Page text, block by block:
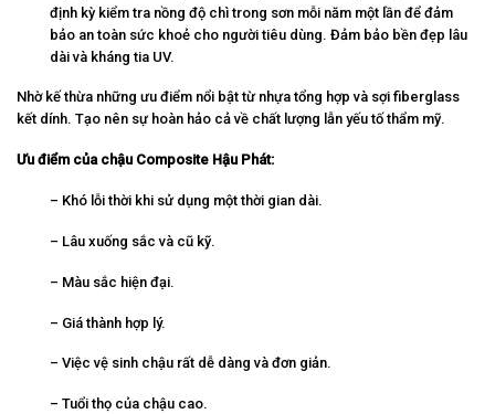
định kỳ kiểm tra nồng độ chì trong sơn mỗi năm một lần để đảm
bảo an toàn sức khoẻ cho người tiêu dùng. Đảm bảo bền đẹp lâu
dài và kháng tia UV.
Nhờ kế thừa những ưu điểm nổi bật từ nhựa tổng hợp và sợi fiberglass
kết dính. Tạo nên sự hoàn hảo cả về chất lượng lẫn yếu tố thẩm mỹ.
Ưu điểm của chậu Composite Hậu Phát:
– Khó lỗi thời khi sử dụng một thời gian dài.
– Lâu xuống sắc và cũ kỹ.
– Màu sắc hiện đại.
– Giá thành hợp lý.
– Việc vệ sinh chậu rất dễ dàng và đơn giản.
– Tuổi thọ của chậu cao.